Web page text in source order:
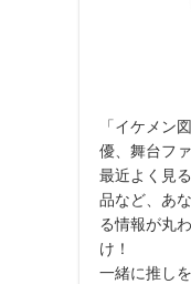
「イケメン
優、舞台フ
最近よく見
品など、あ
る情報が丸
け！
一緒に推し